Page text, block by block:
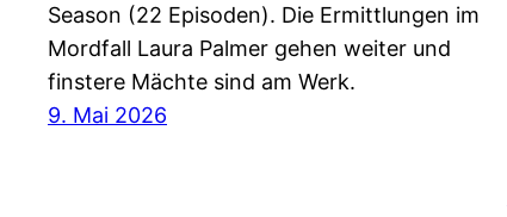
Season (22 Episoden). Die Ermittlungen im
Mordfall Laura Palmer gehen weiter und
finstere Mächte sind am Werk.
9. Mai 2026